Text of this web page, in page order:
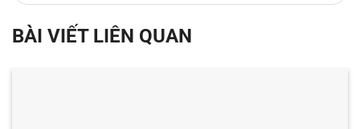
BÀI VIẾT LIÊN QUAN